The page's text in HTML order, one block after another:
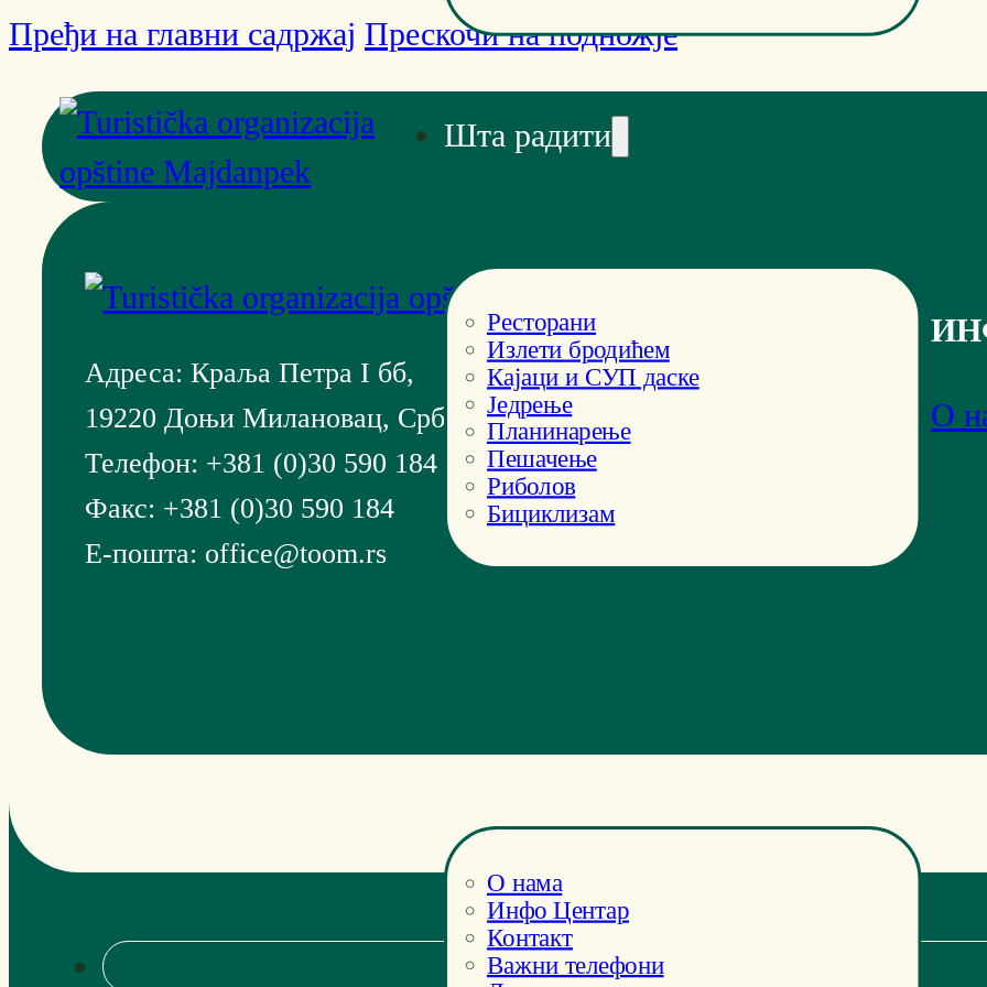
Пређи на главни садржај Прескочи на подножје
Шта радити
Ресторани
Излети бродићем
Кајаци и СУП даске
Једрење
Планинарење
Пешачење
Риболов
Бициклизам
О нама
Инфо Центар
Контакт
Важни телефони
Адреса: Краља Петра I бб,
19220 Доњи Милановац, Србија
Телефон: +381 (0)30 590 184
Факс: +381 (0)30 590 184
Е-пошта: office@toom.rs
О